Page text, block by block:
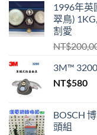
1996年英
翠鳥)
割愛
NT$
3M™
NT$580
BOSCH
頭組